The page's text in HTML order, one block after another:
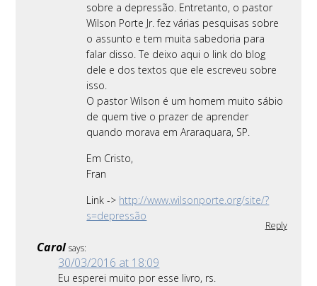
sobre a depressão. Entretanto, o pastor
Wilson Porte Jr. fez várias pesquisas sobre
o assunto e tem muita sabedoria para
falar disso. Te deixo aqui o link do blog
dele e dos textos que ele escreveu sobre
isso.
O pastor Wilson é um homem muito sábio
de quem tive o prazer de aprender
quando morava em Araraquara, SP.
Em Cristo,
Fran
Link -> http://www.wilsonporte.org/site/?
s=depressão
Reply
Carol says:
30/03/2016 at 18:09
Eu esperei muito por esse livro, rs.